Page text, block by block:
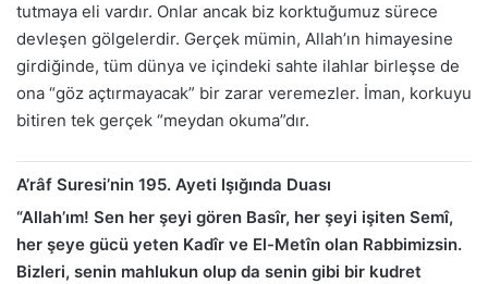
tutmaya eli vardır. Onlar ancak biz korktuğumuz sürece
devleşen gölgelerdir. Gerçek mümin, Allah’ın himayesine
girdiğinde, tüm dünya ve içindeki sahte ilahlar birleşse de
ona “göz açtırmayacak” bir zarar veremezler. İman, korkuyu
bitiren tek gerçek “meydan okuma”dır.
A’râf Suresi’nin 195. Ayeti Işığında Duası
“Allah’ım! Sen her şeyi gören Basîr, her şeyi işiten Semî,
her şeye gücü yeten Kadîr ve El-Metîn olan Rabbimizsin.
Bizleri, senin mahlukun olup da senin gibi bir kudret